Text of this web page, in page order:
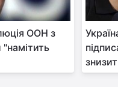
ООН з